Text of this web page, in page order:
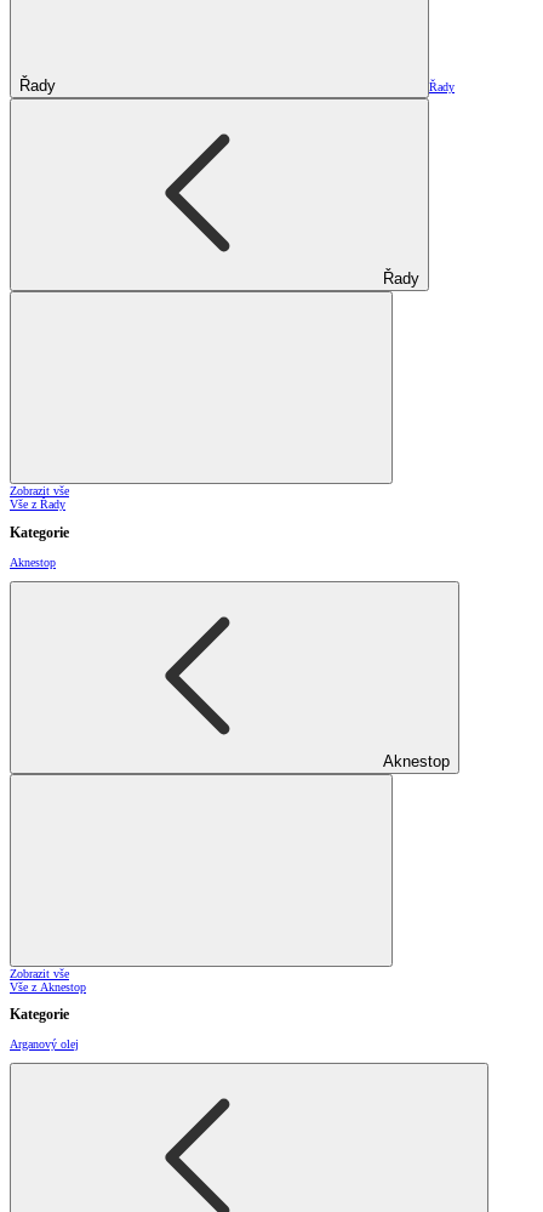
Řady Řady
Řady
Zobrazit vše
Vše z Řady
Kategorie
Aknestop
Aknestop
Zobrazit vše
Vše z Aknestop
Kategorie
Arganový olej